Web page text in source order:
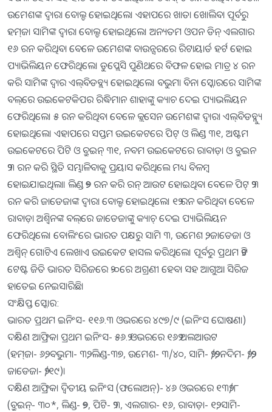
ଉମେଶଙ୍କ ଦ୍ୱାରା ବୋଲ୍ଡ ହୋଇଥିଲେ। ଏହାପରେ ଖାତା ଖୋଲିବା ପୂର୍ବରୁ
ହମ୍‌ଜା ସାମିଙ୍କ ଦ୍ୱାରା ବୋଲ୍ଡ ହୋଇଥିଲେ। ଅନ୍ୟତମ ଓପନ ଡିନ୍‌ ଏଲଗାର
୧୬ ରନ କରିଥିବା ବେଳେ ଉମେଶଙ୍କ ବାଉନ୍ସରରେ ରିଟାୟାର୍ଡ ହର୍ଟ ହୋଇ
ପ୍ୟାଭିଲିୟନ ଫେରିଥିଲେ। ଡୁପ୍ଲେସି ପୁଣିଥରେ ବିଫଳ ହୋଇ ମାତ୍ର ୪ ରନ
କରି ସାମିଙ୍କ ଦ୍ୱାର ଏଲ୍‌ବିଡବ୍ଲ୍ୟ ହୋଇଥିଲେ। ବଭୁମା ବିନା ସ୍କୋରରେ ସାମିଙ୍କ
ବଲ୍‌ରେ ଉଇକେଟକିପର ରିଦ୍ଧିମାନ ଶାହାଙ୍କୁ କ୍ୟାଚ ଦେଇ ପ୍ୟାଭଲିୟନ
ଫେରିଥିଲେ। ୫ ରନ କରିଥିବା ବେଳେ କ୍ଲସେନ ଉମେଶଙ୍କ ଦ୍ୱାରା ଏଲ୍‌ବିଡବ୍ଲ୍ୟୁ
ହୋଇଥିଲେ। ଏହାପରେ ସପ୍ତମ ଉଇକେଟରେ ପିଟ୍‌ ଓ ଲିଣ୍ଡ ୩୧, ଅଷ୍ଟମ
ଉଇକେଟରେ ପିଟି ଓ ବ୍ରୁଇନ୍‌ ୩୧, ନବମ ଉଇକେଟରେ ରାବାଡ଼ା ଓ ବ୍ରୁଇନ
୨୩ ରନ କରି ସ୍ଥିତି ସମ୍ଭାଳିବାକୁ ପ୍ରୟାସ କରିଥିଲେ ମଧ୍ୟ ବିଳମ୍ବ
ହୋଇଯାଇଥିଲା। ଲିଣ୍ଡ ୨୭ ରନ କରି ରନ୍‌ ଆଉଟ ହୋଇଥିବା ବେଳେ ପିଟ୍‌ ୨୩
ରନ କରି ଜାଡେଜାଙ୍କ ଦ୍ୱାରା ବୋଲ୍ଡ ହୋଇଥିଲେ। ୧୨ ରନ କରିଥିବା ବେଳେ
ରାବାଡ଼ା ଅଶ୍ୱିନଙ୍କ ବଲ୍‌ରେ ଜାଡେଜାଙ୍କୁ କ୍ୟାଚ୍‌ ଦେଇ ପ୍ୟାଭିଲିୟନ
ଫେରିଥିଲେ। ବୋଲିଂରେ ଭାରତ ପକ୍ଷରୁ ସାମି ୩, ଉମେଶ ୨, ଜାଡେଜା ଓ
ଅଶ୍ୱିନ୍‌ ଗୋଟିଏ ଲେଖାଏ ଉଇକେଟ ହାସଲ କରିଥିଲେ। ପୂର୍ବରୁ ପ୍ରଥମ ୨ଟି
ଟେଷ୍ଟ ଜିତି ଭାରତ ସିରିଜରେ ୨-୦ରେ ଅଗ୍ରଣୀ ହେବା ସହ ଆଗୁଆ ସିରିଜ
ହାତେଇ ନେଇସାରିଛି।
ସଂକ୍ଷିପ୍ତ ସ୍କୋର:
ଭାରତ ପ୍ରଥମ ଇନିଂସ- ୧୧୬.୩ ଓଭରରେ ୪୯୭/୯ (ଇନିଂସ ଘୋଷଣା)
ଦକ୍ଷିଣ ଆଫ୍ରିକା ପ୍ରଥମ ଇନିଂସ- ୫୬.୨ ଓଭରରେ ୧୬୨ ଅଲଆଉଟ
(ହମ୍‌ଜା- ୬୨, ବଭୁମା- ୩୨, ଲିଣ୍ଡ-୩୭, ଉମେଶ- ୩/୪୦, ସାମି- ୨/୨୨, ନଦିମ- ୨/୨୨,
ଜାଡେଜା- ୨/୧୯)।
ଦକ୍ଷିଣ ଆଫ୍ରିକା ଦ୍ୱିତୀୟ ଇନିଂସ (ଫଲୋଅନ୍‌)- ୪୬ ଓଭରରେ ୧୩୨/୮
(ବ୍ରୁଇନ୍‌- ୩୦*, ଲିଣ୍ଡ- ୨୭, ପିଟି- ୨୩, ଏଲଗାର- ୧୬, ରାବାଡ଼ା- ୧୨, ସାମି-